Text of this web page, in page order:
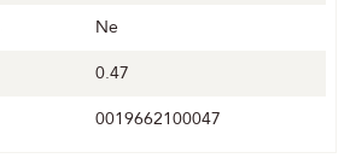
Ne
0.47
0019662100047